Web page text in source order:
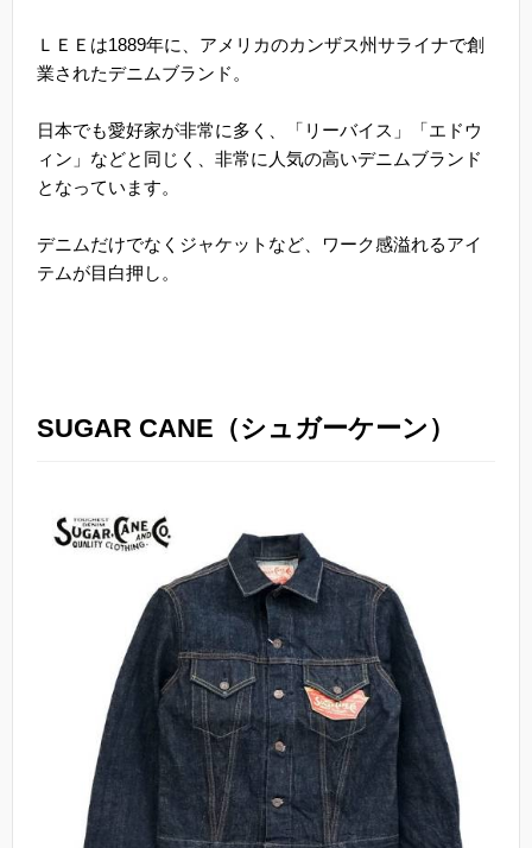
ＬＥＥは1889年に、アメリカのカンザス州サライナで創
業されたデニムブランド。
日本でも愛好家が非常に多く、「リーバイス」「エドウ
ィン」などと同じく、非常に人気の高いデニムブランド
となっています。
デニムだけでなくジャケットなど、ワーク感溢れるアイ
テムが目白押し。
SUGAR CANE（シュガーケーン）